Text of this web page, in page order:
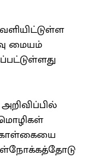
மையம்
கொள்கையை